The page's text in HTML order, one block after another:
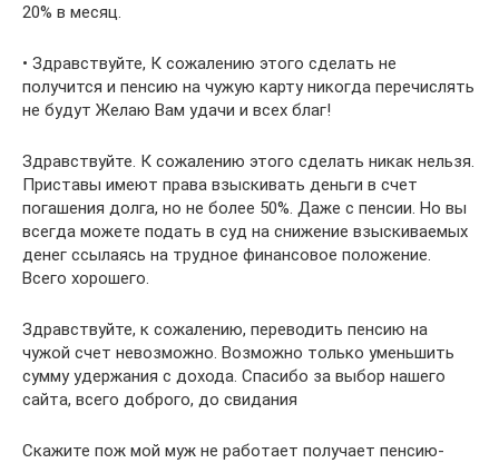
20% в месяц.
• Здравствуйте, К сожалению этого сделать не
получится и пенсию на чужую карту никогда перечислять
не будут Желаю Вам удачи и всех благ!
Здравствуйте. К сожалению этого сделать никак нельзя.
Приставы имеют права взыскивать деньги в счет
погашения долга, но не более 50%. Даже с пенсии. Но вы
всегда можете подать в суд на снижение взыскиваемых
денег ссылаясь на трудное финансовое положение.
Всего хорошего.
Здравствуйте, к сожалению, переводить пенсию на
чужой счет невозможно. Возможно только уменьшить
сумму удержания с дохода. Спасибо за выбор нашего
сайта, всего доброго, до свидания
Скажите пож мой муж не работает получает пенсию-